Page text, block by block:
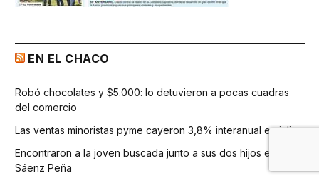
EN EL CHACO
Robó chocolates y $5.000: lo detuvieron a pocas cuadras
del comercio
Las ventas minoristas pyme cayeron 3,8% interanual en julio
Encontraron a la joven buscada junto a sus dos hijos en
Sáenz Peña